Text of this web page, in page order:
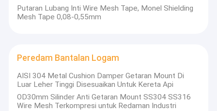
Putaran Lubang Inti Wire Mesh Tape, Monel Shielding
Mesh Tape 0,08-0,55mm
Peredam Bantalan Logam
AISI 304 Metal Cushion Damper Getaran Mount Di
Luar Leher Tinggi Disesuaikan Untuk Kereta Api
OD30mm Silinder Anti Getaran Mount SS304 SS316
Wire Mesh Terkompresi untuk Redaman Industri